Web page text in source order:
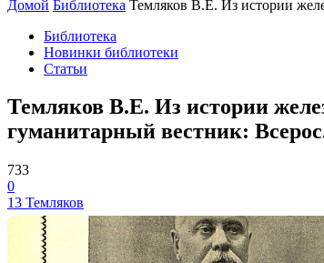
Домой Библиотека Темляков В.Е. Из истории
Библиотека
Новинки библиотеки
Статьи
Темляков В.Е. Из истории
гуманитарный вестник:
733
0
13 Темляков